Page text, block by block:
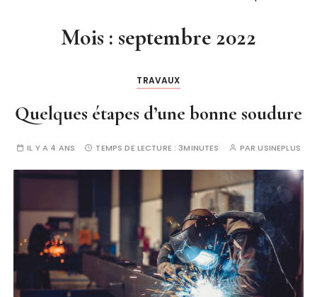
Mois : septembre 2022
TRAVAUX
Quelques étapes d’une bonne soudure
IL Y A 4 ANS TEMPS DE LECTURE : 3MINUTES PARUSINEPLUS